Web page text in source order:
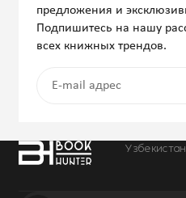
предложения и
Подпишитесь на нашу
всех книжных трендов.